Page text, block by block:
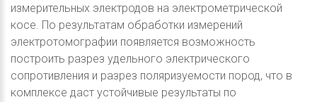
измерительных электродов на электрометрической
косе. По результатам обработки измерений
электротомографии появляется возможность
построить разрез удельного электрического
сопротивления и разрез поляризуемости пород, что в
комплексе даст устойчивые результаты по